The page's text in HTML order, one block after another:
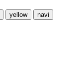
yellow
navi